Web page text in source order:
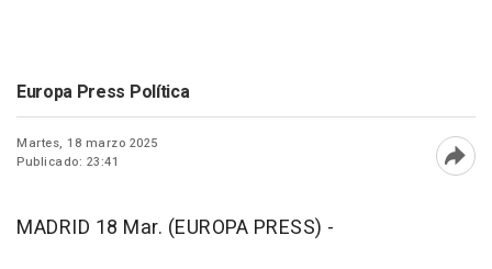
Europa Press Política
Martes, 18 marzo 2025
Publicado: 23:41
MADRID 18 Mar. (EUROPA PRESS) -